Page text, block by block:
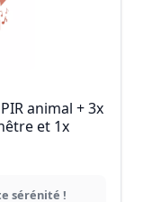
animal + 3x
et 1x
sérénité !